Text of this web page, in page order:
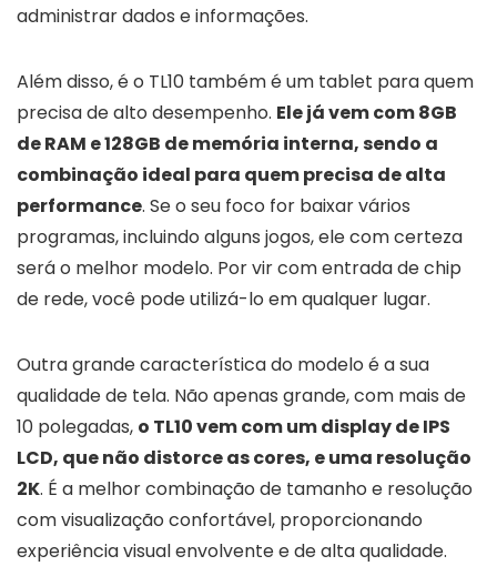
administrar dados e informações.
Além disso, é o TL10 também é um tablet para quem
precisa de alto desempenho. Ele já vem com 8GB
de RAM e 128GB de memória interna, sendo a
combinação ideal para quem precisa de alta
performance. Se o seu foco for baixar vários
programas, incluindo alguns jogos, ele com certeza
será o melhor modelo. Por vir com entrada de chip
de rede, você pode utilizá-lo em qualquer lugar.
Outra grande característica do modelo é a sua
qualidade de tela. Não apenas grande, com mais de
10 polegadas, o TL10 vem com um display de IPS
LCD, que não distorce as cores, e uma resolução
2K. É a melhor combinação de tamanho e resolução
com visualização confortável, proporcionando
experiência visual envolvente e de alta qualidade.